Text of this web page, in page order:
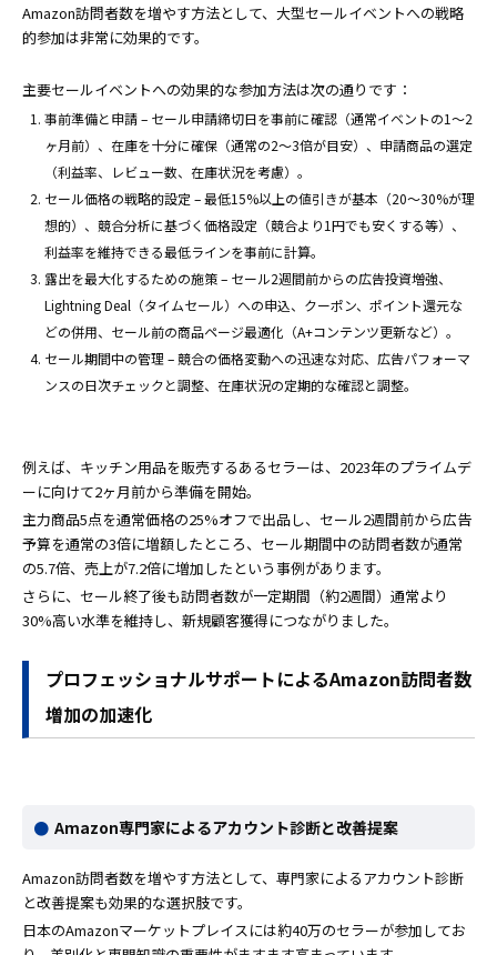
Amazon訪問者数を増やす方法として、大型セールイベントへの戦略
的参加は非常に効果的です。
主要セールイベントへの効果的な参加方法は次の通りです：
事前準備と申請 – セール申請締切日を事前に確認（通常イベントの1〜2
ヶ月前）、在庫を十分に確保（通常の2〜3倍が目安）、申請商品の選定
（利益率、レビュー数、在庫状況を考慮）。
セール価格の戦略的設定 – 最低15%以上の値引きが基本（20〜30%が理
想的）、競合分析に基づく価格設定（競合より1円でも安くする等）、
利益率を維持できる最低ラインを事前に計算。
露出を最大化するための施策 – セール2週間前からの広告投資増強、
Lightning Deal（タイムセール）への申込、クーポン、ポイント還元な
どの併用、セール前の商品ページ最適化（A+コンテンツ更新など）。
セール期間中の管理 – 競合の価格変動への迅速な対応、広告パフォーマ
ンスの日次チェックと調整、在庫状況の定期的な確認と調整。
例えば、キッチン用品を販売するあるセラーは、2023年のプライムデ
ーに向けて2ヶ月前から準備を開始。
主力商品5点を通常価格の25%オフで出品し、セール2週間前から広告
予算を通常の3倍に増額したところ、セール期間中の訪問者数が通常
の5.7倍、売上が7.2倍に増加したという事例があります。
さらに、セール終了後も訪問者数が一定期間（約2週間）通常より
30%高い水準を維持し、新規顧客獲得につながりました。
プロフェッショナルサポートによるAmazon訪問者数
増加の加速化
Amazon専門家によるアカウント診断と改善提案
Amazon訪問者数を増やす方法として、専門家によるアカウント診断
と改善提案も効果的な選択肢です。
日本のAmazonマーケットプレイスには約40万のセラーが参加してお